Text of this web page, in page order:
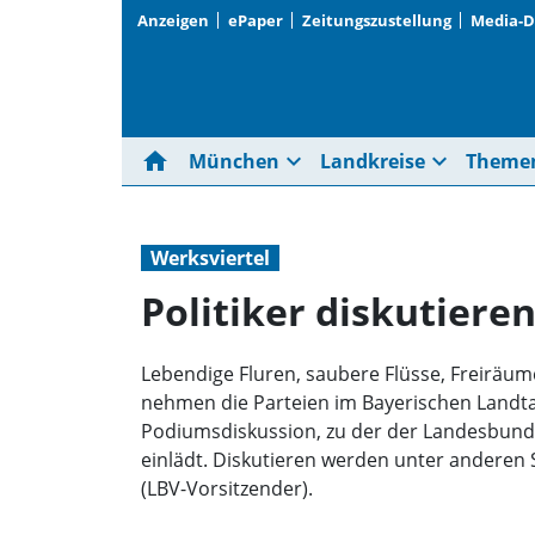
Anzeigen ePaper Zeitungszustellung Media-
home München expand_more Landkreise expand_more
Werksviertel
Politiker
Lebendige Fluren, saubere Flüsse,
nehmen die Parteien im Bayerischen
Podiumsdiskussion, zu der der
einlädt. Diskutieren werden unter anderen
(LBV-Vorsitzender).